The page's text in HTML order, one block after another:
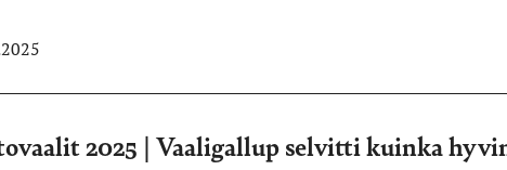
2025 | Vaaligallup selvitti kuinka